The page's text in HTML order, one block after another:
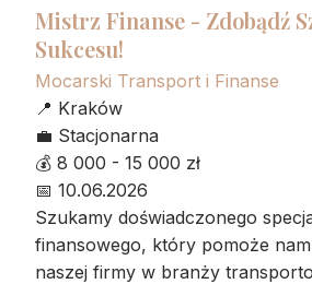
Mistrz Finanse - Zdobądź
Sukcesu!
Mocarski Transport i Finanse
📍 Kraków
💼 Stacjonarna
💰 8 000 - 15 000 zł
📅 10.06.2026
Szukamy doświadczonego
finansowego, który pomoże
naszej firmy w branży